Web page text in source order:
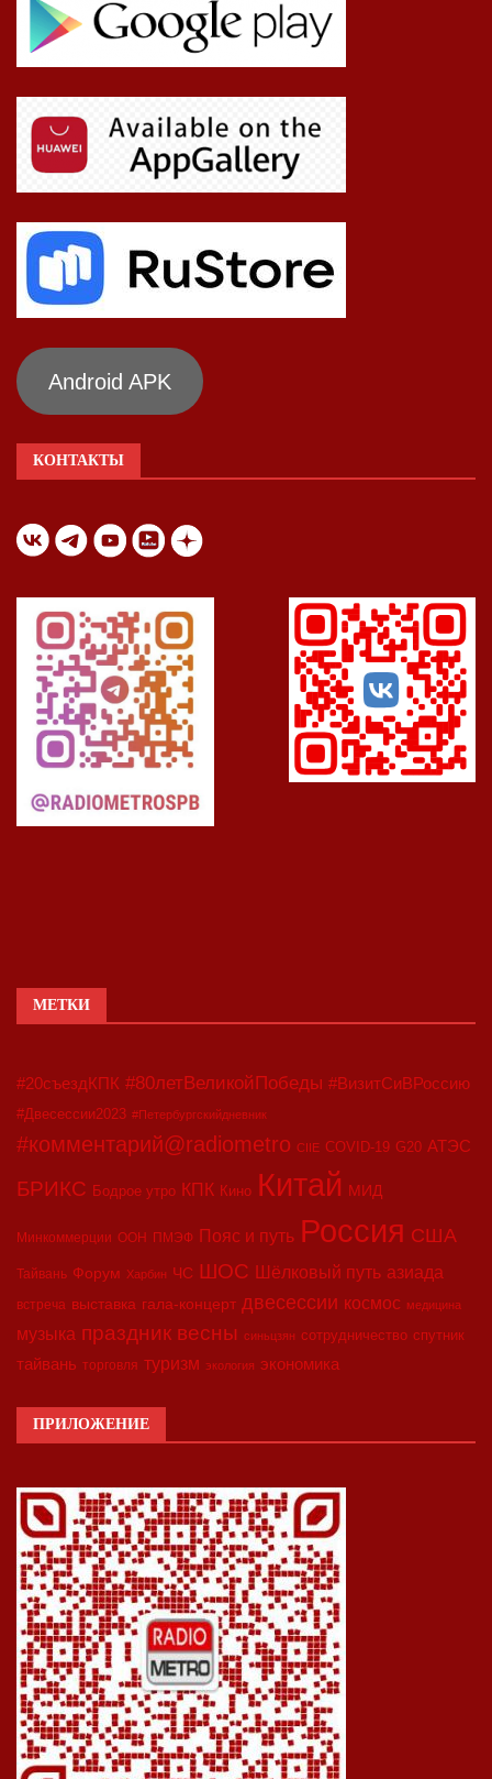
Android APK
КОНТАКТЫ
МЕТКИ
#20съездКПК #80летВеликойПобеды #ВизитСиВРоссию
#Двесессии2023 #Петербургскийдневник
#комментарий@radiometro CIIE COVID-19 G20 АТЭС
БРИКС Бодрое утро КПК Кино Китай МИД
Минкоммерции ООН ПМЭФ Пояс и путь Россия США
Тайвань Форум Харбин ЧС ШОС Шёлковый путь азиада
встреча выставка гала-концерт двесессии космос медицина
музыка праздник весны синьцзян сотрудничество спутник
тайвань торговля туризм экология экономика
ПРИЛОЖЕНИЕ